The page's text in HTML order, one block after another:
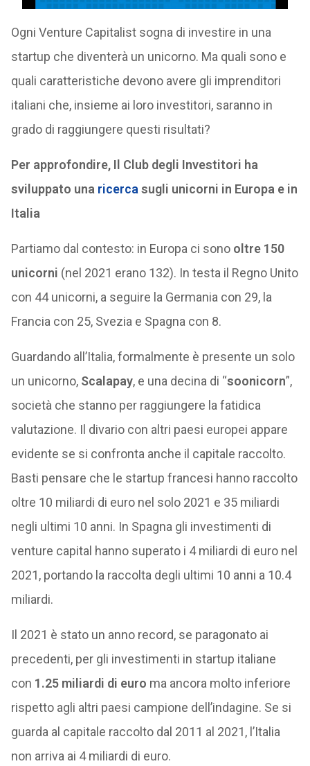
Ogni Venture Capitalist sogna di investire in una
startup che diventerà un unicorno. Ma quali sono e
quali caratteristiche devono avere gli imprenditori
italiani che, insieme ai loro investitori, saranno in
grado di raggiungere questi risultati?
Per approfondire, Il Club degli Investitori ha
sviluppato una ricerca sugli unicorni in Europa e in
Italia
Partiamo dal contesto: in Europa ci sono oltre 150
unicorni (nel 2021 erano 132). In testa il Regno Unito
con 44 unicorni, a seguire la Germania con 29, la
Francia con 25, Svezia e Spagna con 8.
Guardando all’Italia, formalmente è presente un solo
un unicorno, Scalapay, e una decina di “soonicorn”,
società che stanno per raggiungere la fatidica
valutazione. Il divario con altri paesi europei appare
evidente se si confronta anche il capitale raccolto.
Basti pensare che le startup francesi hanno raccolto
oltre 10 miliardi di euro nel solo 2021 e 35 miliardi
negli ultimi 10 anni. In Spagna gli investimenti di
venture capital hanno superato i 4 miliardi di euro nel
2021, portando la raccolta degli ultimi 10 anni a 10.4
miliardi.
Il 2021 è stato un anno record, se paragonato ai
precedenti, per gli investimenti in startup italiane
con 1.25 miliardi di euro ma ancora molto inferiore
rispetto agli altri paesi campione dell’indagine. Se si
guarda al capitale raccolto dal 2011 al 2021, l’Italia
non arriva ai 4 miliardi di euro.